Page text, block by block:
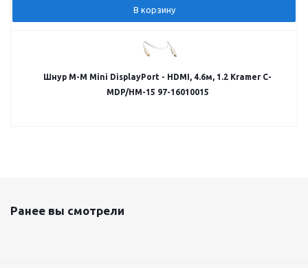
В корзину
Шнур M-M Mini DisplayPort - HDMI, 4.6м, 1.2 Kramer C-
MDP/HM-15 97-16010015
Ранее вы смотрели